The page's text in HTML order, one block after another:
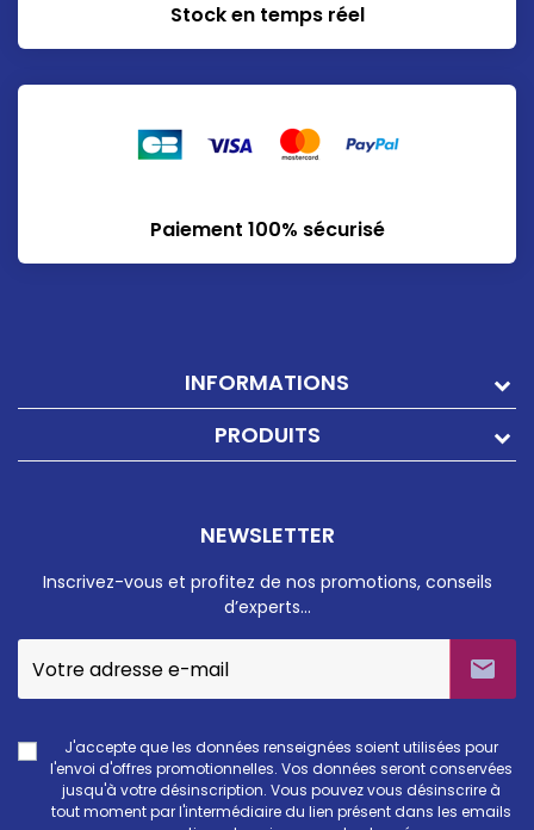
Stock en temps réel
Paiement 100% sécurisé
INFORMATIONS
PRODUITS
NEWSLETTER
Inscrivez-vous et profitez de nos promotions, conseils
d’experts…

J'accepte que les données renseignées soient utilisées pour
l'envoi d'offres promotionnelles. Vos données seront conservées
jusqu'à votre désinscription. Vous pouvez vous désinscrire à
tout moment par l'intermédiaire du lien présent dans les emails